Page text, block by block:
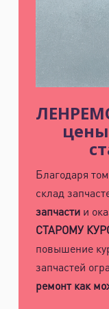
Благодаря
склад
запчастии
СТАРОМУ
повышение
запчастей
ремонт как